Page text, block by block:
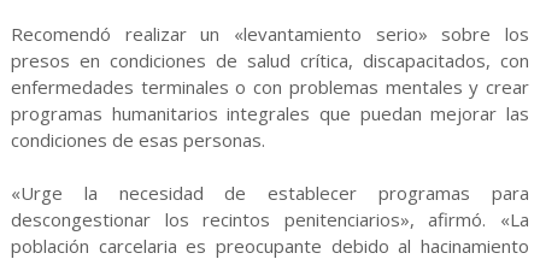
Recomendó realizar un «levantamiento serio» sobre los
presos en condiciones de salud crítica, discapacitados, con
enfermedades terminales o con problemas mentales y crear
programas humanitarios integrales que puedan mejorar las
condiciones de esas personas.
«Urge la necesidad de establecer programas para
descongestionar los recintos penitenciarios», afirmó. «La
población carcelaria es preocupante debido al hacinamiento